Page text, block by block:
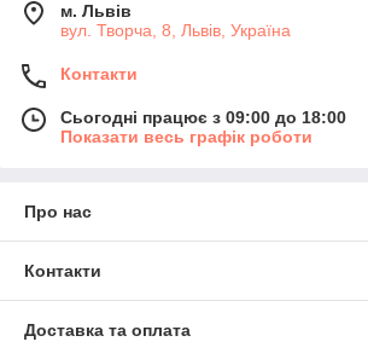
м. Львів
вул. Творча, 8, Львів, Україна
Контакти
Сьогодні працює з 09:00 до 18:00
Показати весь графік роботи
Про нас
Контакти
Доставка та оплата